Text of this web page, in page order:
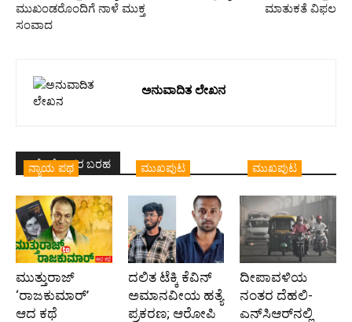
ಮುಖಂಡರೊಂದಿಗೆ ನಾಳೆ ಮುಕ್ತ
ಸಂವಾದ
ಮಾತುಕತೆ ವಿಫಲ
ಅನುವಾದಿತ ಲೇಖನ
ಇದೇ ಲೇಖಕರ ಬರಹ
ನ್ಯಾಯ ಪಥ
ಮುತ್ತುರಾಜ್
‘ರಾಜಕುಮಾರ್‍’
ಆದ ಕಥೆ
ಮುಖಪುಟ
ದಲಿತ ಟೆಕ್ಕಿ ಕೆವಿನ್
ಅಮಾನವೀಯ ಹತ್ಯೆ
ಪ್ರಕರಣ; ಆರೋಪಿ
ಮುಖಪುಟ
ದೀಪಾವಳಿಯ
ನಂತರ ದೆಹಲಿ-
ಎನ್‌ಸಿಆರ್‌ನಲ್ಲಿ